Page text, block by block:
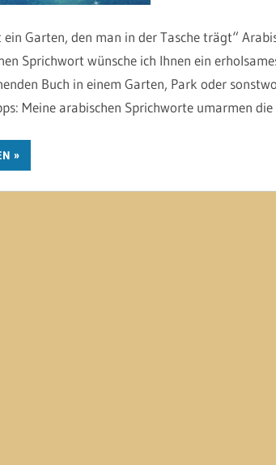
ein Garten, den man in der Tasche trägt“
Sprichwort wünsche ich Ihnen ein
Buch in einem Garten, Park oder
Meine arabischen Sprichworte umarmen die